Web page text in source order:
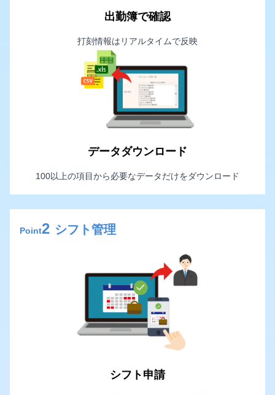
出勤簿で確認
打刻情報はリアルタイムで反映
データダウンロード
100以上の項目から必要なデータだけをダウンロード
Point2 シフト管理
シフト申請